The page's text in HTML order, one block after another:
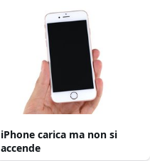
iPhone carica ma non si
accende